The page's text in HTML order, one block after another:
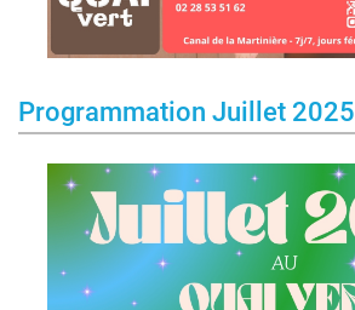
Programmation Juillet 2025